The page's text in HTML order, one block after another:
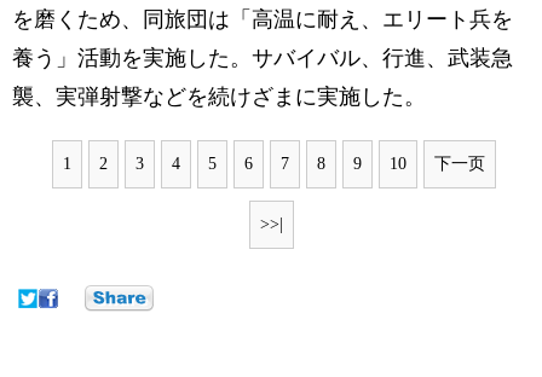
を磨くため、同旅団は「高温に耐え、エリート兵を
養う」活動を実施した。サバイバル、行進、武装急
襲、実弾射撃などを続けざまに実施した。
1 2 3 4 5 6 7 8 9 10 下一页
>>|